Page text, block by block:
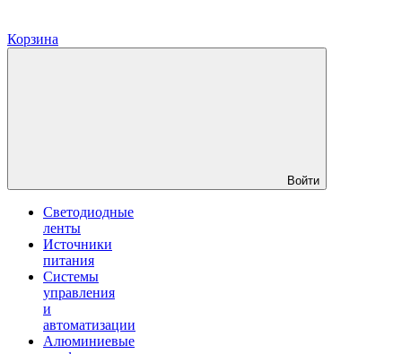
Корзина
Войти
Светодиодные
ленты
Источники
питания
Системы
управления
и
автоматизации
Алюминиевые